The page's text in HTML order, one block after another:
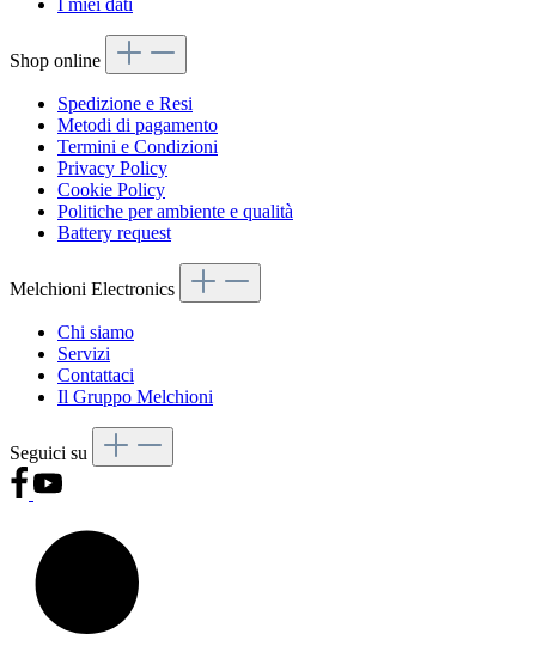
I miei dati
Shop online
Spedizione e Resi
Metodi di pagamento
Termini e Condizioni
Privacy Policy
Cookie Policy
Politiche per ambiente e qualità
Battery request
Melchioni Electronics
Chi siamo
Servizi
Contattaci
Il Gruppo Melchioni
Seguici su